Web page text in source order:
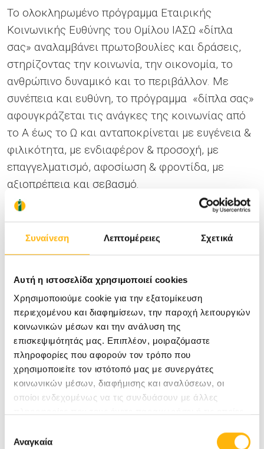
Συναίνεση Λεπτομέρειες Σχετικά
Αυτή η ιστοσελίδα χρησιμοποιεί cookies
Χρησιμοποιούμε cookie για την εξατομίκευση
περιεχομένου και διαφημίσεων, την παροχή λειτουργιών
κοινωνικών μέσων και την ανάλυση της
επισκεψιμότητάς μας. Επιπλέον, μοιραζόμαστε
πληροφορίες που αφορούν τον τρόπο που
χρησιμοποιείτε τον ιστότοπό μας με συνεργάτες
κοινωνικών μέσων, διαφήμισης και αναλύσεων, οι
οποίοι ενδεχομένως να τις συνδυάσουν με άλλες
των υπηρεσιών τους.
συγκατάθεσης
Αναγκαία
Το ολοκληρωμένο πρόγραμμα Εταιρικής
Κοινωνικής Ευθύνης του Ομίλου ΙΑΣΩ «δίπλα
σας» αναλαμβάνει πρωτοβουλίες και δράσεις,
στηρίζοντας την κοινωνία, την οικονομία, το
ανθρώπινο δυναμικό και το περιβάλλον. Με
συνέπεια και ευθύνη, το πρόγραμμα «δίπλα σας»
αφουγκράζεται τις ανάγκες της κοινωνίας από
το Α έως το Ω και ανταποκρίνεται με ευγένεια &
φιλικότητα, με ενδιαφέρον & προσοχή, με
επαγγελματισμό, αφοσίωση & φροντίδα, με
αξιοπρέπεια και σεβασμό.
Πρόκειται για ένα ολοκληρωμένο πρόγραμμα με
ποικίλλουν κάθε χρόνο, ανάλογα με τις
συνεργαζόμενων εταιρειών/μη κυβερνητικών
οργανισμών/συλλόγων:
Ένας από τους κυριότερους στόχους του
Ομίλου «ΙΑΣΩ» με το πρόγραμμα «δίπλα σας»
είναι να βρίσκεται δίπλα στις ευαίσθητες
κοινωνικές ομάδες καλύπτοντας έμπρακτα
σημαντικές ανάγκες των πολιτών.
οργανισμούς, κυρίως εκείνους που